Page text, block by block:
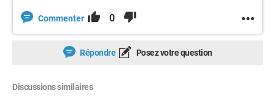
Commenter 0
Répondre Posez votre question
Discussions similaires